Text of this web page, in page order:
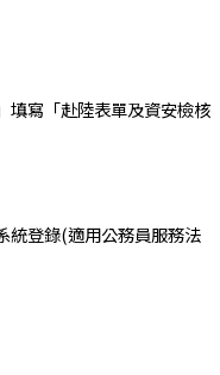
填寫「赴陸表單及資安檢核
統登錄(適用公務員服務法